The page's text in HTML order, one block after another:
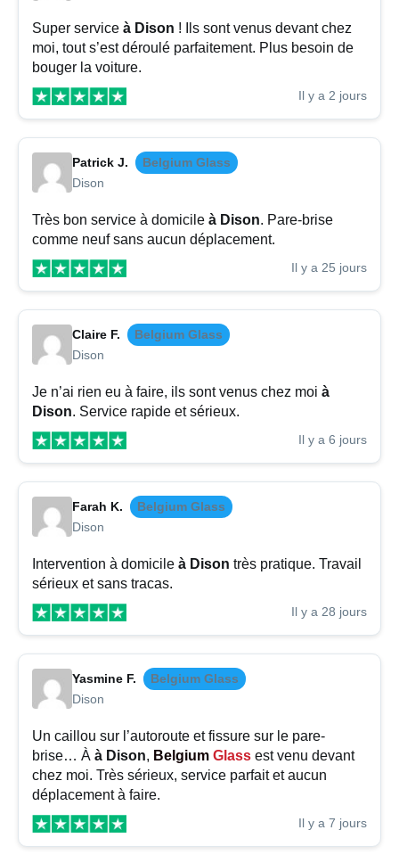
Super service à Dison ! Ils sont venus devant chez
moi, tout s’est déroulé parfaitement. Plus besoin de
bouger la voiture.
Il y a 2 jours
Patrick J.
Belgium Glass
Dison
Très bon service à domicile à Dison. Pare-brise
comme neuf sans aucun déplacement.
Il y a 25 jours
Claire F.
Belgium Glass
Dison
Je n’ai rien eu à faire, ils sont venus chez moi à
Dison. Service rapide et sérieux.
Il y a 6 jours
Farah K.
Belgium Glass
Dison
Intervention à domicile à Dison très pratique. Travail
sérieux et sans tracas.
Il y a 28 jours
Yasmine F.
Belgium Glass
Dison
Un caillou sur l’autoroute et fissure sur le pare-
brise… À à Dison, Belgium Glass est venu devant
chez moi. Très sérieux, service parfait et aucun
déplacement à faire.
Il y a 7 jours